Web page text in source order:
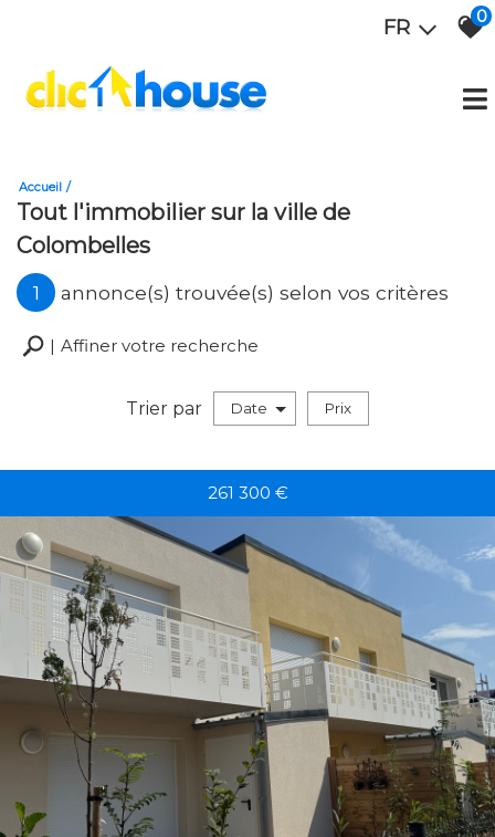
FR 0
Accueil
Tout l'immobilier sur la ville de
Colombelles
1 annonce(s) trouvée(s) selon vos critères
Affiner votre recherche
5KM 10KM 25KM
RECHERCHER
+ de critères
+
Trier par Date Prix
261 300 €